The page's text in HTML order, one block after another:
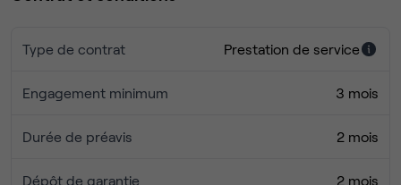
Type de contrat Prestation de service
Engagement minimum 3 mois
Durée de préavis 2 mois
Dépôt de garantie 2 mois